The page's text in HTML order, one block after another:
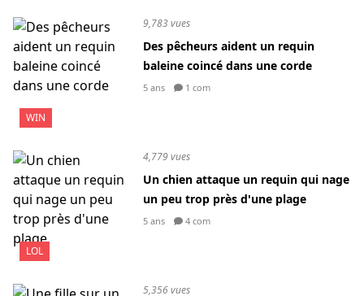
WIN
9,783 vues
Des pêcheurs aident un requin
baleine coincé dans une corde
5 ans 1 com
LOL
4,779 vues
Un chien attaque un requin qui nage
un peu trop près d'une plage
5 ans 4 com
5,356 vues